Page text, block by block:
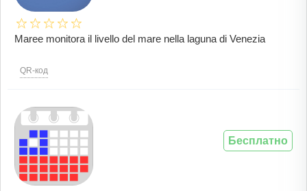
Maree monitora il livello del mare nella laguna di Venezia
QR-код
Бесплатно